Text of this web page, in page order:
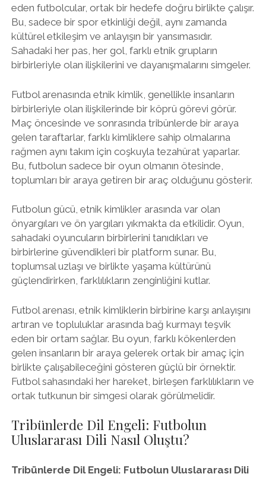
eden futbolcular, ortak bir hedefe doğru birlikte çalışır.
Bu, sadece bir spor etkinliği değil, aynı zamanda
kültürel etkileşim ve anlayışın bir yansımasıdır.
Sahadaki her pas, her gol, farklı etnik grupların
birbirleriyle olan ilişkilerini ve dayanışmalarını simgeler.
Futbol arenasında etnik kimlik, genellikle insanların
birbirleriyle olan ilişkilerinde bir köprü görevi görür.
Maç öncesinde ve sonrasında tribünlerde bir araya
gelen taraftarlar, farklı kimliklere sahip olmalarına
rağmen aynı takım için coşkuyla tezahürat yaparlar.
Bu, futbolun sadece bir oyun olmanın ötesinde,
toplumları bir araya getiren bir araç olduğunu gösterir.
Futbolun gücü, etnik kimlikler arasında var olan
önyargıları ve ön yargıları yıkmakta da etkilidir. Oyun,
sahadaki oyuncuların birbirlerini tanıdıkları ve
birbirlerine güvendikleri bir platform sunar. Bu,
toplumsal uzlaşı ve birlikte yaşama kültürünü
güçlendirirken, farklılıkların zenginliğini kutlar.
Futbol arenası, etnik kimliklerin birbirine karşı anlayışını
artıran ve topluluklar arasında bağ kurmayı teşvik
eden bir ortam sağlar. Bu oyun, farklı kökenlerden
gelen insanların bir araya gelerek ortak bir amaç için
birlikte çalışabileceğini gösteren güçlü bir örnektir.
Futbol sahasındaki her hareket, birleşen farklılıkların ve
ortak tutkunun bir simgesi olarak görülmelidir.
Tribünlerde Dil Engeli: Futbolun
Uluslararası Dili Nasıl Oluştu?
Tribünlerde Dil Engeli: Futbolun Uluslararası Dili